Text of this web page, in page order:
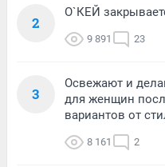
2
О`КЕЙ
9 891 23
3
Освежают и
для женщин
вариантов от
8 161 2